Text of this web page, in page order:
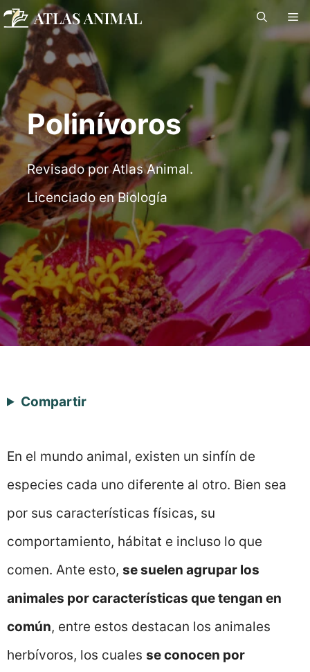
Saltar
contenido
Polinívoros
Revisado por Atlas Animal.
Licenciado en Biología
Compartir
En el mundo animal, existen un sinfín de
especies cada uno diferente al otro. Bien sea
por sus características físicas, su
comportamiento, hábitat e incluso lo que
comen. Ante esto, se suelen agrupar los
animales por características que tengan en
común, entre estos destacan los animales
herbívoros, los cuales se conocen por